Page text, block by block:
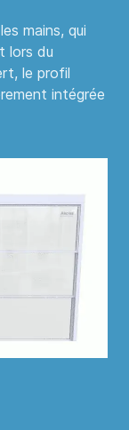
mains, qui
lors du
le profil
intégrée